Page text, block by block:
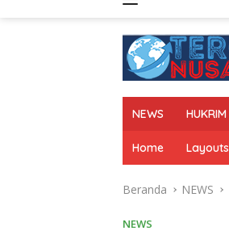
NEWS HUKRIM
Home Layouts
Beranda NEWS
NEWS